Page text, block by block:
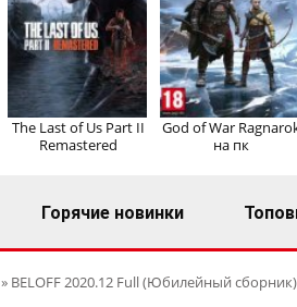
The Last of Us Part II
Remastered
God of War
на пк
Горячие новинки
» BELOFF 2020.12 Full (Юбилейный